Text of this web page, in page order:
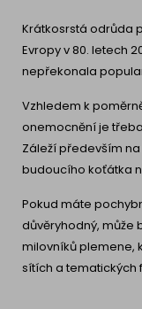
Krátkosrstá odrůda
Evropy v 80. letech
nepřekonala
Vzhledem k
onemocnění je
Záleží především
budoucího koťátka
Pokud máte
důvěryhodný, může
milovníků plemene,
sítích a tematických